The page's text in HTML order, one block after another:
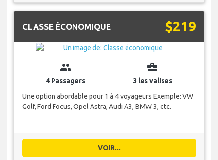
CLASSE ÉCONOMIQUE $219
group
4 Passagers
business_center
3 les valises
Une option abordable pour 1 à 4 voyageurs Exemple: VW
Golf, Ford Focus, Opel Astra, Audi A3, BMW 3, etc.
VOIR...